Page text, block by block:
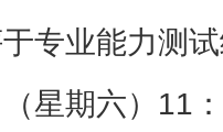
业能力测试
星期六）11